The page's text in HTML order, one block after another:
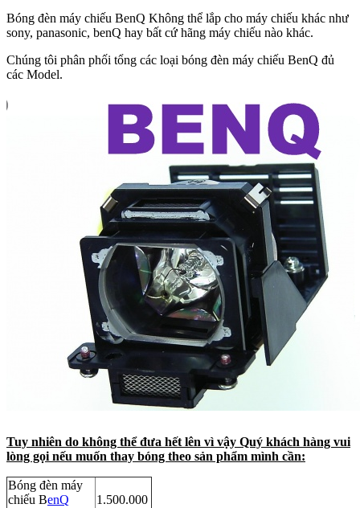
Bóng đèn máy chiếu BenQ Không thể lắp cho máy chiếu khác như
sony, panasonic, benQ hay bất cứ hãng máy chiếu nào khác.
Chúng tôi phân phối tổng các loại bóng đèn máy chiếu BenQ đủ
các Model.
Tuy nhiên do không thể đưa hết lên vì vậy Quý khách hàng vui
lòng gọi nếu muốn thay bóng theo sản phẩm mình cần:
Bóng đèn máy
chiếu BenQ
1.500.000